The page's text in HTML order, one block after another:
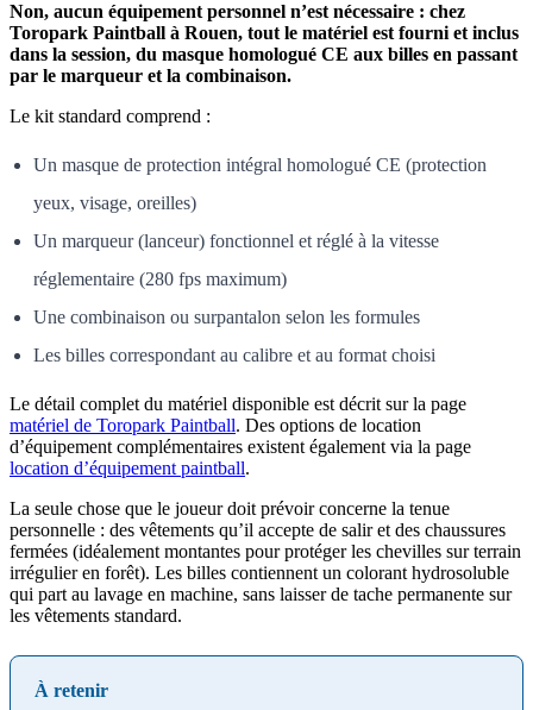
Non, aucun équipement personnel n’est nécessaire : chez
Toropark Paintball à Rouen, tout le matériel est fourni et inclus
dans la session, du masque homologué CE aux billes en passant
par le marqueur et la combinaison.
Le kit standard comprend :
Un masque de protection intégral homologué CE (protection
yeux, visage, oreilles)
Un marqueur (lanceur) fonctionnel et réglé à la vitesse
réglementaire (280 fps maximum)
Une combinaison ou surpantalon selon les formules
Les billes correspondant au calibre et au format choisi
Le détail complet du matériel disponible est décrit sur la page
matériel de Toropark Paintball. Des options de location
d’équipement complémentaires existent également via la page
location d’équipement paintball.
La seule chose que le joueur doit prévoir concerne la tenue
personnelle : des vêtements qu’il accepte de salir et des chaussures
fermées (idéalement montantes pour protéger les chevilles sur terrain
irrégulier en forêt). Les billes contiennent un colorant hydrosoluble
qui part au lavage en machine, sans laisser de tache permanente sur
les vêtements standard.
À retenir